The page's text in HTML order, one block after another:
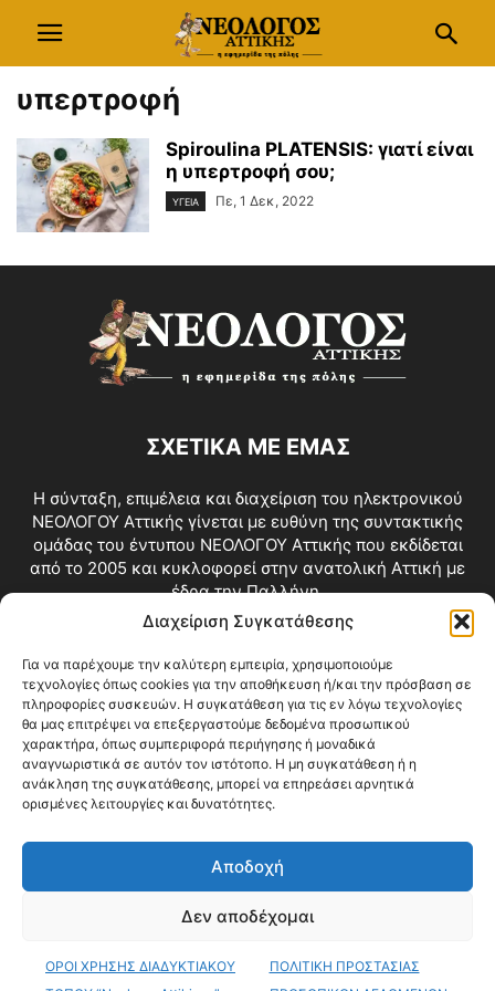
Διαχείριση Συγκατάθεσης
Για να παρέχουμε την καλύτερη εμπειρία, χρησιμοποιούμε
τεχνολογίες όπως cookies για την αποθήκευση ή/και την πρόσβαση σε
πληροφορίες συσκευών. Η συγκατάθεση για τις εν λόγω τεχνολογίες
θα μας επιτρέψει να επεξεργαστούμε δεδομένα προσωπικού
χαρακτήρα, όπως συμπεριφορά περιήγησης ή μοναδικά
αναγνωριστικά σε αυτόν τον ιστότοπο. Η μη συγκατάθεση ή η
ανάκληση της συγκατάθεσης, μπορεί να επηρεάσει αρνητικά
ορισμένες λειτουργίες και δυνατότητες.
Αποδοχή
Δεν αποδέχομαι
ΟΡΟΙ ΧΡΗΣΗΣ ΔΙΑΔΥΚΤΙΑΚΟΥ
ΠΟΛΙΤΙΚΗ ΠΡΟΣΤΑΣΙΑΣ
υπερτροφή
Spiroulina PLATENSIS: γιατί είναι
η υπερτροφή σου;
ΥΓΕΙΑ Πε, 1 Δεκ, 2022
ΣΧΕΤΙΚΑ ΜΕ ΕΜΑΣ
Η σύνταξη, επιμέλεια και διαχείριση του ηλεκτρονικού
ΝΕΟΛΟΓΟΥ Αττικής γίνεται με ευθύνη της συντακτικής
ομάδας του έντυπου ΝΕΟΛΟΓΟΥ Αττικής που εκδίδεται
από το 2005 και κυκλοφορεί στην ανατολική Αττική με
έδρα την Παλλήνη.
Επικοινωνία:info@neologosattikis.gr
ΑΚΟΛΟΥΘΗΣΕ ΜΑΣ
Videos Όροι Χρήσης
© Copyright 2026 ΝΕΟΛΟΓΟΣ ΑΤΤΙΚΗΣ • All Rights Reserved •